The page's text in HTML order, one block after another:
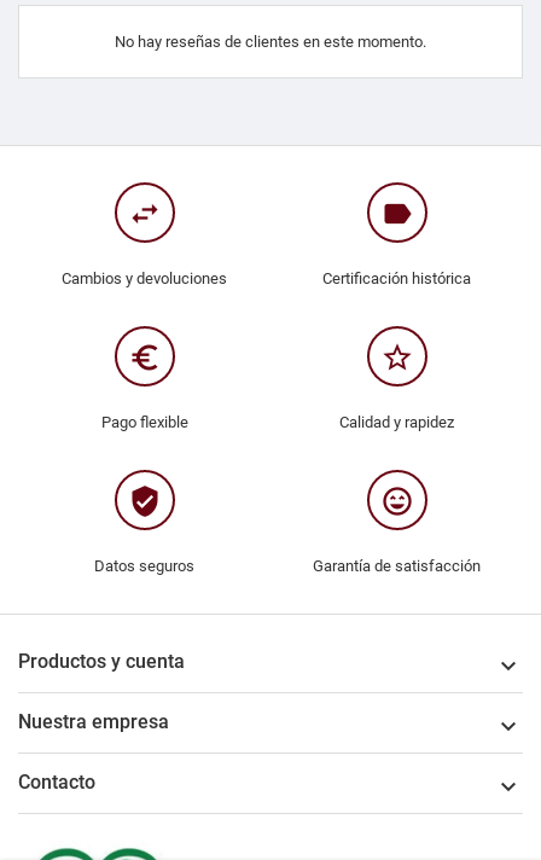
No hay reseñas de clientes en este momento.
swap_horiz
Cambios y devoluciones
label
Certificación histórica
euro_symbol
Pago flexible
star_border
Calidad y rapidez
verified_user
Datos seguros
sentiment_very_satisfied
Garantía de satisfacción
Productos y cuenta 
Nuestra empresa 
Contacto 